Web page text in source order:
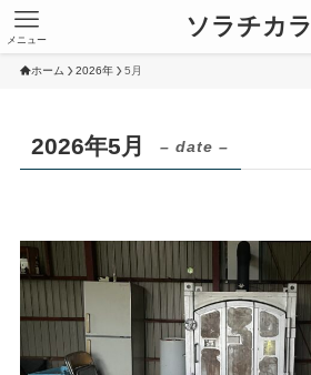
ソラチカラ
メニュー
ホーム 2026年 5月
2026年5月 – date –